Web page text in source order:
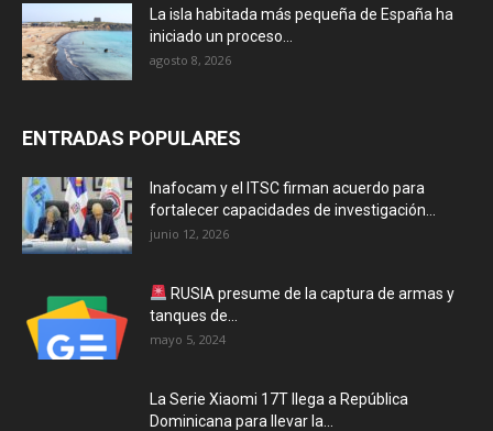
La isla habitada más pequeña de España ha
iniciado un proceso...
agosto 8, 2026
ENTRADAS POPULARES
Inafocam y el ITSC firman acuerdo para
fortalecer capacidades de investigación...
junio 12, 2026
RUSIA presume de la captura de armas y
tanques de...
mayo 5, 2024
La Serie Xiaomi 17T llega a República
Dominicana para llevar la...